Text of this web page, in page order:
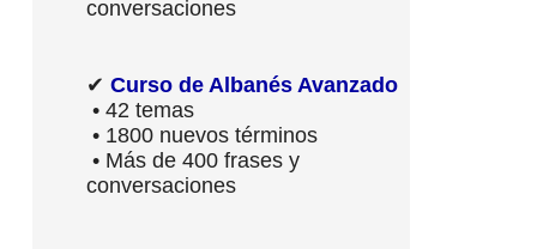
conversaciones
✔ Curso de Albanés Avanzado
• 42 temas
• 1800 nuevos términos
• Más de 400 frases y
conversaciones